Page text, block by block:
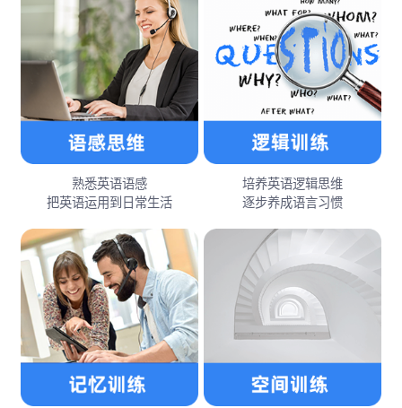
熟悉英语语感
把英语运用到日常生活
培养英语逻辑思维
逐步养成语言习惯